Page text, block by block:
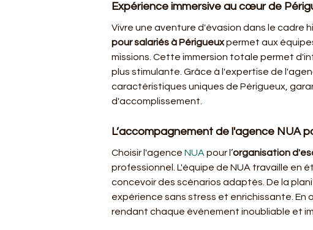
Expérience immersive au cœur de
Vivre une aventure d'évasion dans le cadre
pour salariés à Périgueux permet aux
missions. Cette immersion totale permet
plus stimulante. Grâce à l'expertise de
caractéristiques uniques de Périgueux,
d'accomplissement.
L’accompagnement de l'agence NUA
Choisir l'agence NUA pour l’organisation
professionnel. L'équipe de NUA travaille en
concevoir des scénarios adaptés. De la
expérience sans stress et enrichissante.
rendant chaque événement inoubliable et